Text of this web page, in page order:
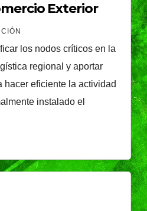
Exterior
los nodos críticos en la
regional y aportar
hacer eficiente la actividad
instalado el
federal
destrabar
de
reforzará
REDACCIÓN